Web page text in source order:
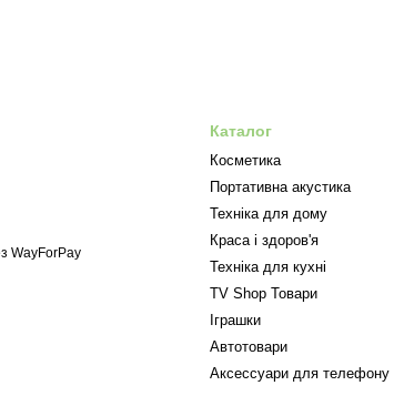
Каталог
Косметика
Портативна акустика
Техніка для дому
Краса і здоров'я
Техніка для кухні
TV Shop Товари
Іграшки
Автотовари
Аксессуари для телефону